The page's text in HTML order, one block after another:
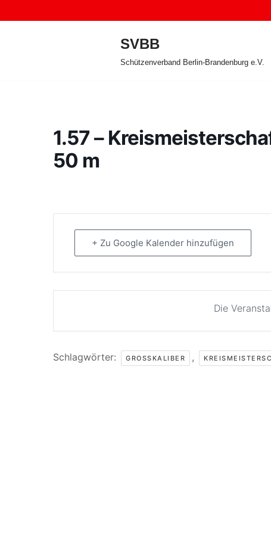
SVBB
Schützenverband Berlin-Brandenburg e.V.
1.57 –
50 m
+ Zu Google Kalender hinzufügen
Die
Schlagwörter: GROSSKALIBER ,